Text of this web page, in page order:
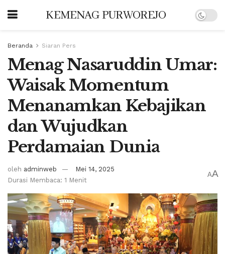
KEMENAG PURWOREJO
Beranda Siaran Pers
Menag Nasaruddin Umar:
Waisak Momentum
Menanamkan Kebajikan
dan Wujudkan
Perdamaian Dunia
oleh adminweb
Mei 14, 2025
Durasi Membaca: 1 Menit
AA